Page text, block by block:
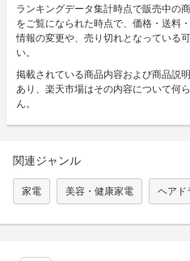
ランキングデータ集計時点で販売中の
をご覧になられた時点で、価格・送料
情報の変更や、売り切れとなっている
い。
掲載されている商品内容および商品説
あり、楽天市場はその内容について何
ん。
関連ジャンル
家電 美容・健康家電 ヘアド